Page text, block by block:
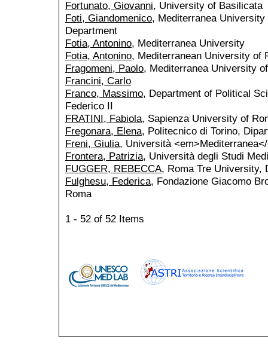
Fortunato, Giovanni, University of Basilicata
Foti, Giandomenico, Mediterranea
Department
Fotia, Antonino, Mediterranea University
Fotia, Antonino, Mediterranean University of
Fragomeni, Paolo, Mediterranea University
Francini, Carlo
Franco, Massimo, Department of Political
Federico II
FRATINI, Fabiola, Sapienza University of
Fregonara, Elena, Politecnico di Torino,
Freni, Giulia, Università
Frontera, Patrizia, Università degli Studi
FUGGER, REBECCA, Roma Tre University,
Fulghesu, Federica, Fondazione Giacomo
Roma
1 - 52 of 52 Items